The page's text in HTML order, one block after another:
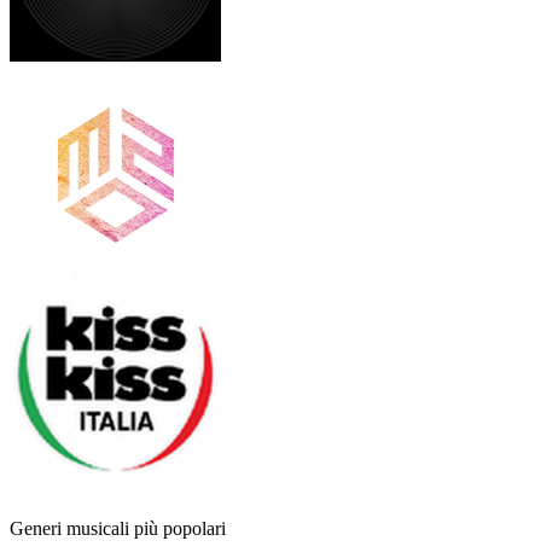
Generi musicali più popolari